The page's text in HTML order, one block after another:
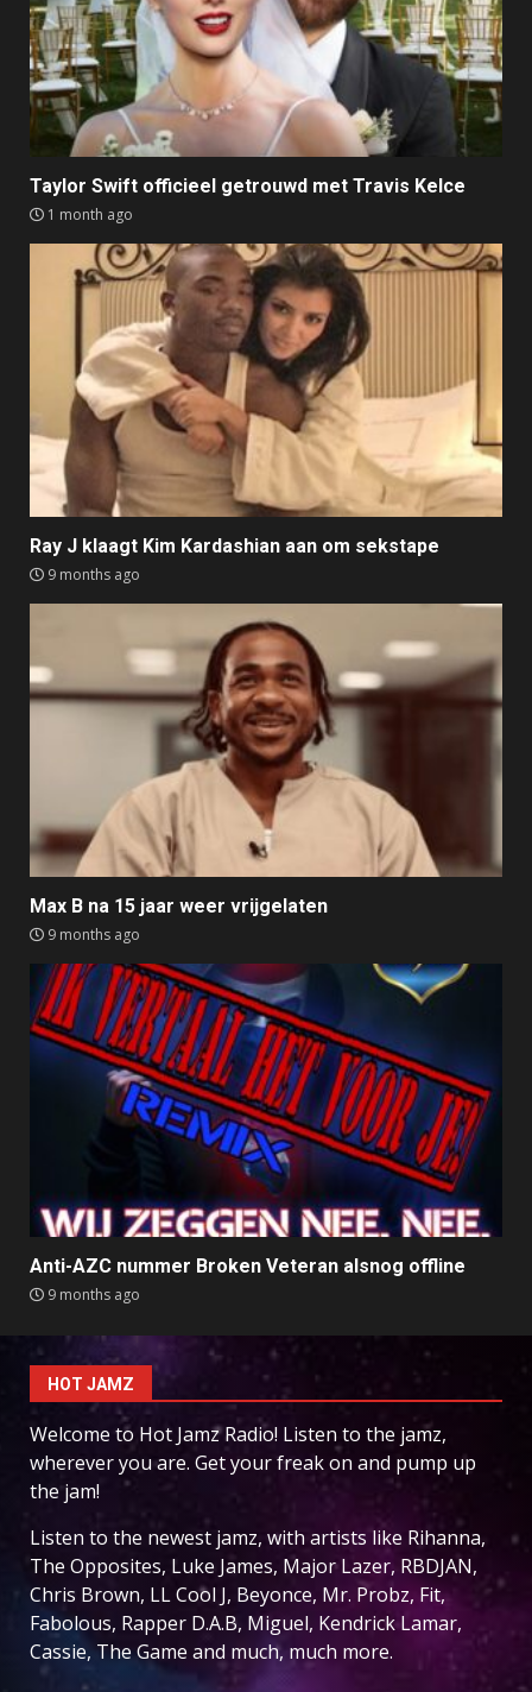
Taylor Swift officieel getrouwd met Travis Kelce
1 month ago
Ray J klaagt Kim Kardashian aan om sekstape
9 months ago
Max B na 15 jaar weer vrijgelaten
9 months ago
Anti-AZC nummer Broken Veteran alsnog offline
9 months ago
HOT JAMZ
Welcome to Hot Jamz Radio! Listen to the jamz,
wherever you are. Get your freak on and pump up
the jam!
Listen to the newest jamz, with artists like Rihanna,
The Opposites, Luke James, Major Lazer, RBDJAN,
Chris Brown, LL Cool J, Beyonce, Mr. Probz, Fit,
Fabolous, Rapper D.A.B, Miguel, Kendrick Lamar,
Cassie, The Game and much, much more.